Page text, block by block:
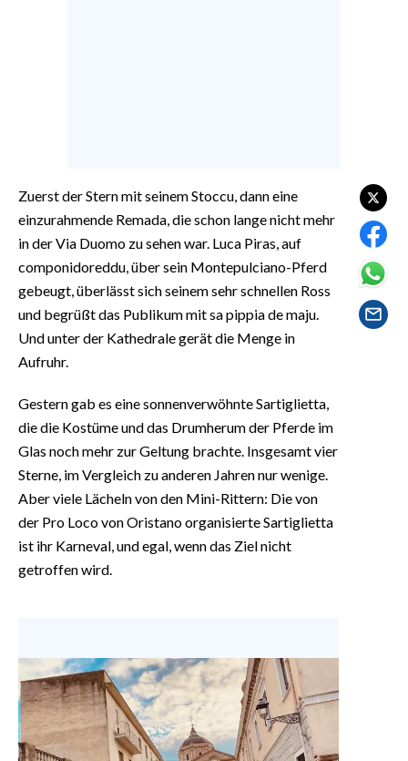
INSULARITÀ
FOTO
VIDEO
INFO AZIENDE
ABBONATI
PUBBLICITÀ
SPIAGGE
STORE
Zuerst der Stern mit seinem Stoccu, dann eine
einzurahmende Remada, die schon lange nicht mehr
in der Via Duomo zu sehen war. Luca Piras, auf
componidoreddu, über sein Montepulciano-Pferd
gebeugt, überlässt sich seinem sehr schnellen Ross
und begrüßt das Publikum mit sa pippia de maju.
Und unter der Kathedrale gerät die Menge in
Aufruhr.
Gestern gab es eine sonnenverwöhnte Sartiglietta,
die die Kostüme und das Drumherum der Pferde im
Glas noch mehr zur Geltung brachte. Insgesamt vier
Sterne, im Vergleich zu anderen Jahren nur wenige.
Aber viele Lächeln von den Mini-Rittern: Die von
der Pro Loco von Oristano organisierte Sartiglietta
ist ihr Karneval, und egal, wenn das Ziel nicht
getroffen wird.